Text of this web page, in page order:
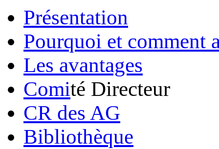
Présentation
Pourquoi et comment
Les avantages
Comité Directeur
CR des AG
Bibliothèque